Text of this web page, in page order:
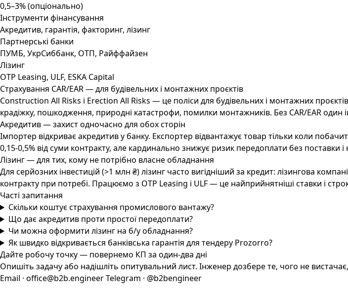
0,5–3% (опціонально)
Інструменти фінансування
Акредитив, гарантія, факторинг, лізинг
Партнерські банки
ПУМБ, УкрСиббанк, ОТП, Райффайзен
Лізинг
OTP Leasing, ULF, ESKA Capital
Страхування CAR/EAR — для будівельних і монтажних проєктів
Construction All Risks і Erection All Risks — це поліси для будівельних і монтажних
крадіжку, пошкодження, природні катастрофи, помилки монтажників. Без CAR/EAR
Акредитив — захист одночасно для обох сторін
Імпортер відкриває акредитив у банку. Експортер відвантажує товар тільки коли
0,15-0,5% від суми контракту, але кардинально знижує ризик передоплати без поставки і
Лізинг — для тих, кому не потрібно власне обладнання
Для серйозних інвестицій (>1 млн ₴) лізинг часто вигідніший за кредит: лізингова
контракту при потребі. Працюємо з OTP Leasing і ULF — це найприйнятніші ставки і
Часті запитання
Скільки коштує страхування промислового вантажу?
Що дає акредитив проти простої передоплати?
Чи можна оформити лізинг на б/у обладнання?
Як швидко відкривається банківська гарантія для тендеру Prozorro?
Дайте робочу точку — повернемо КП за один-два дні
Опишіть задачу або надішліть опитувальний лист. Інженер дозбере те, чого не вистачає,
Email · office@b2b.engineerTelegram · @b2bengineer